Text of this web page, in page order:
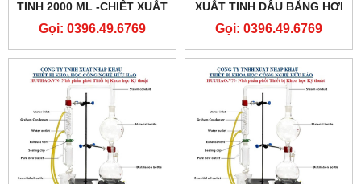
TINH 2000 ML -CHIẾT XUẤT
TINH DẦU BẰNG HƠI
Gọi: 0396.49.6769
XUẤT TINH DẦU BẰNG HƠI
NƯỚC MINI 1000 ML -
CHẤT LIỆU THỦY TINH
Gọi: 0396.49.6769